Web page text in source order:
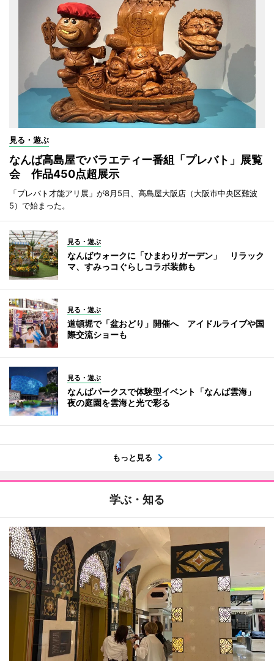
見る・遊ぶ
なんば高島屋でバラエティー番組「プレバト」展覧
会 作品450点超展示
「プレバト才能アリ展」が8月5日、高島屋大阪店（大阪市中央区難波
5）で始まった。
見る・遊ぶ
なんばウォークに「ひまわりガーデン」 リラック
マ、すみっコぐらしコラボ装飾も
見る・遊ぶ
道頓堀で「盆おどり」開催へ アイドルライブや国
際交流ショーも
見る・遊ぶ
なんばパークスで体験型イベント「なんば雲海」
夜の庭園を雲海と光で彩る
もっと見る
学ぶ・知る